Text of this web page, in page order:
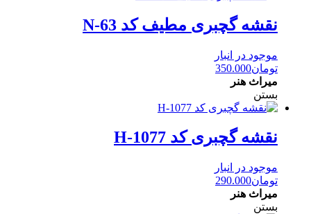
نقشه گچبری مطیف کد N-63
موجود در انبار
تومان350.000
میراث هنر
بستن
نقشه گچبری کد H-1077
موجود در انبار
تومان290.000
میراث هنر
بستن